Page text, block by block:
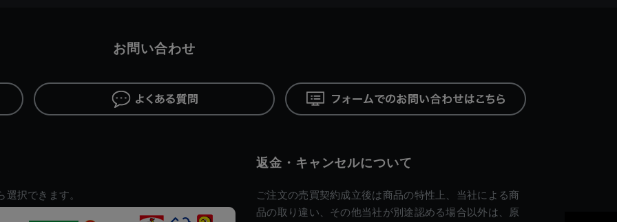
択できます。
返金・キャンセルについて
ご注文の売買契約成立後は商品の特性上、当社による商
品の取り違い、その他当社が別途認める場合以外は、原
お問い合わせ